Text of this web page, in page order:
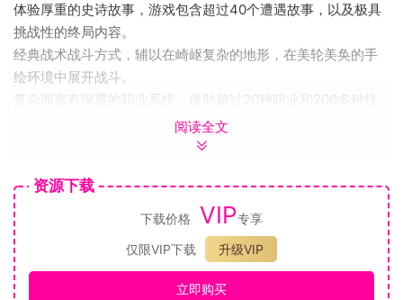
体验厚重的史诗故事，游戏包含超过40个遭遇故事，以及极具
挑战性的终局内容。
经典战术战斗方式，辅以在崎岖复杂的地形，在美轮美奂的手
绘环境中展开战斗。
复杂而富有深度的职业系统，借助超过20种职业和200多种技
能，你将可以通过职业、副职业和被动技能完全自定义你的每
个角色。精心塑造出你的理想角色，不论是全能多面手，还是
自定义你的部队外观，按你的喜好从海量选择中定制他们的肖
像、服饰、颜色和总体外观。
装备你的军队，超过240种装备供你武装自己的部队，可购买获
得，从敌人身上夺下或者亲手制作 。
数百年前，一头凶悍的毁灭之兽出现了，带给世界无尽的苦
阅读全文
资源下载
下载价格 VIP专享
仅限VIP下载
升级VIP
立即购买